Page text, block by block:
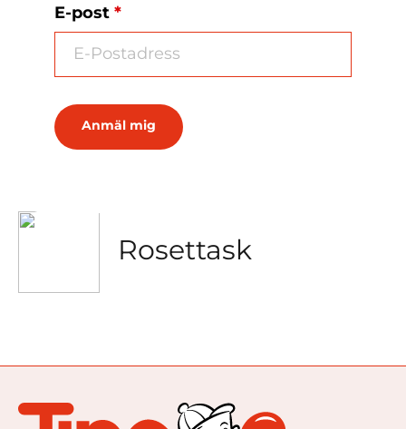
Guldask
Pralinask 6-pack
Rosettask
E-post*